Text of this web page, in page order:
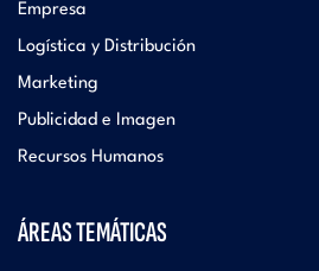
Empresa
Logística y Distribución
Marketing
Publicidad e Imagen
Recursos Humanos
ÁREAS TEMÁTICAS